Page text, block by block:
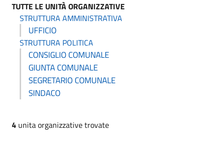
TUTTE LE UNITÀ ORGANIZZATIVE
STRUTTURA AMMINISTRATIVA
UFFICIO
STRUTTURA POLITICA
CONSIGLIO COMUNALE
GIUNTA COMUNALE
SEGRETARIO COMUNALE
SINDACO
4 unita organizzative trovate